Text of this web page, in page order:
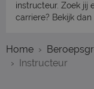
instructeur. Zoek jij
carriere? Bekijk
Home
Instructeur